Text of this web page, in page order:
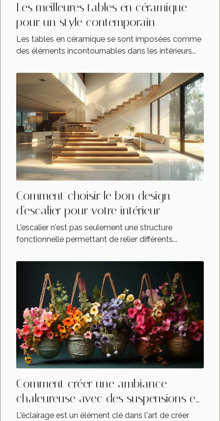
Les meilleures tables en céramique
pour un style contemporain
Les tables en céramique se sont imposées comme
des éléments incontournables dans les intérieurs...
Comment choisir le bon design
d'escalier pour votre intérieur
L'escalier n'est pas seulement une structure
fonctionnelle permettant de relier différents...
Comment créer une ambiance
chaleureuse avec des suspensions en
papier mâché
L'éclairage est un élément clé dans l'art de créer